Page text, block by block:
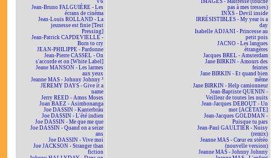
V6
Jean-Bruno FALGUIÈRE - Les
écrans de cinéma
Jean-Louis ROLLAND - La
jeunesse est finie [Test
Pressing]
Jean-Patrick CAPDEVIELLE -
Born to cry
JEAN-PHILIPPE - Pardonne
Jean-Pierre CASSEL - On
s'accorde et on [White Label]
Jeane MANSON - Les larmes
aux yeux
Jeanne MAS - Johnny Johnny ²
JEREMY DAYS - Give it a
name
Jerry REED - Amos Moses
Joan BAEZ - Asimbonanga
Joe DASSIN - Kanterbräu
Joe DASSIN - L'été indien
Joe DASSIN - Me que me que
Joe DASSIN - Quand on a seize
ans
Joe DASSIN - Vive moi
Joe JACKSON - Stranger than
fiction
IMAGES - Maîtresse (touche
pas à mes tresses)
INXS - Devil inside
IRRÉSISTIBLES - My year is a
day
Isabelle ADJANI - Princesse au
petit pois
JACNO - Les langues
étrangères
Jacques BREL - Amsterdam
Jane BIRKIN - Amours des
feintes
Jane BIRKIN - Et quand bien
même
Jane BIRKIN - Help camionneur
Jean-Baptiste QUENIN -
Veilleur de toutes les nuits
Jean-Jacques DEBOUT - Un
mot [ACÉTATE]
Jean-Jacques GOLDMAN -
Puisque tu pars
Jean-Paul GAULTIER - Noisy
(remix)
Jeanne MAS - Cœur en stéréo
(nouvelle version)
Jeanne MAS - Johnny Johnny